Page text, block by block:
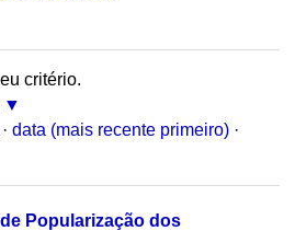
critério.
· data (mais recente primeiro) ·
de Popularização dos